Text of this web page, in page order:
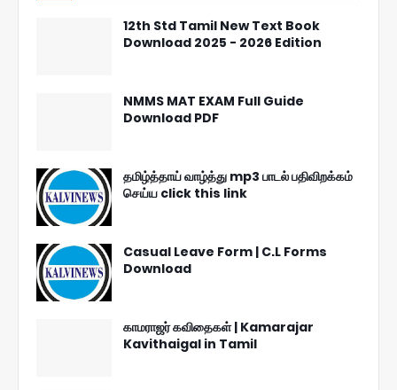
12th Std Tamil New Text Book
Download 2025 - 2026 Edition
NMMS MAT EXAM Full Guide
Download PDF
தமிழ்த்தாய் வாழ்த்து mp3 பாடல் பதிவிறக்கம்
செய்ய click this link
Casual Leave Form | C.L Forms
Download
காமராஜர் கவிதைகள் | Kamarajar
Kavithaigal in Tamil